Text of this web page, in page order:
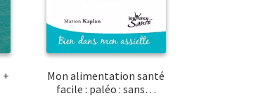
+
Mon alimentation santé
facile : paléo : sans…